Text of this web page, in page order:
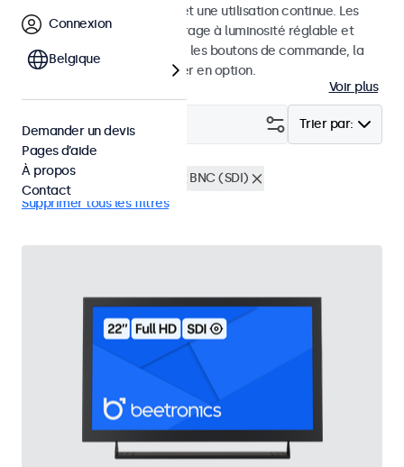
environnements exigeants et une utilisation continue. Les
moniteurs ont un rétroéclairage à luminosité réglable et
peuvent être atténués avec les boutons de commande, la
télécommande ou le dimmer en option.
Voir plus
Trier par:
Filtrer ( 1
Rétro-éclairage ajustable
BNC (SDI)
Supprimer tous les filtres
Connexion
Belgique
Demander un devis
Pages d’aide
À propos
Contact